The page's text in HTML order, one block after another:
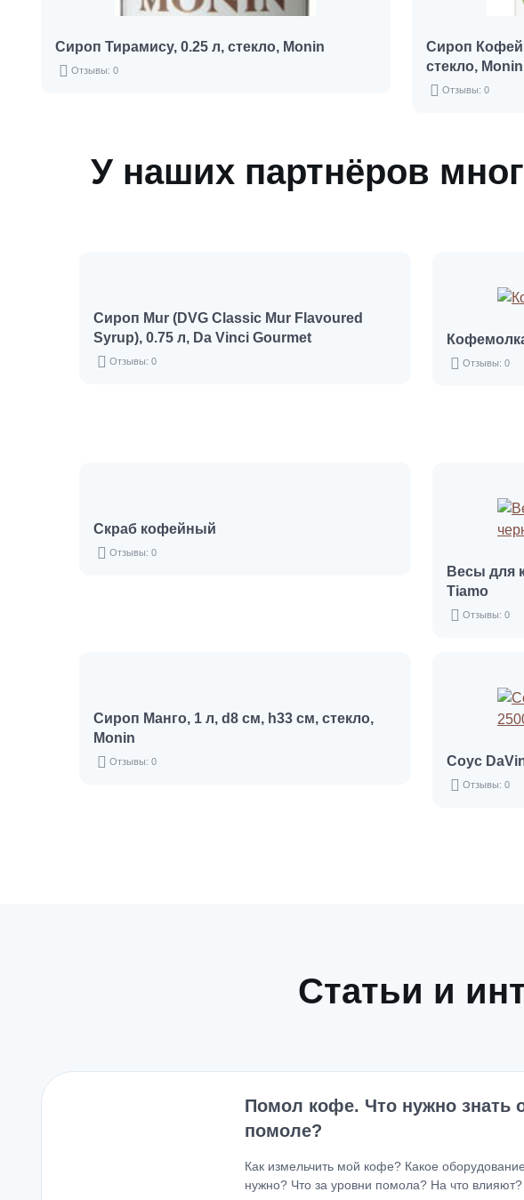
Сироп Тирамису, 0.25 л, стекло, Monin
Отзывы: 0
Сироп
стекло, Monin
Отзывы: 0
У наших партнёров
Сироп Mur (DVG Classic Mur Flavoured
Syrup), 0.75 л, Da Vinci Gourmet
Отзывы: 0 Отзывы: 0
Скраб­­­ кофейный
Отзывы: 0
Весы для
Tiamo
Отзывы: 0
Сироп Манго, 1 л, d8 см, h33 см, стекло,
Monin
Отзывы: 0 Соус
Отзывы: 0
Статьи и
Помол кофе. Что нужно знать
помоле?
Как измельчить мой кофе? Какое
нужно? Что за уровни помола? На что влияют?